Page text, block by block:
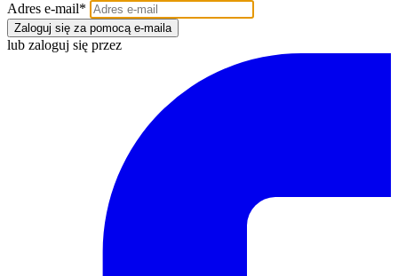
Adres e-mail*
Zaloguj się za pomocą e-maila
lub zaloguj się przez